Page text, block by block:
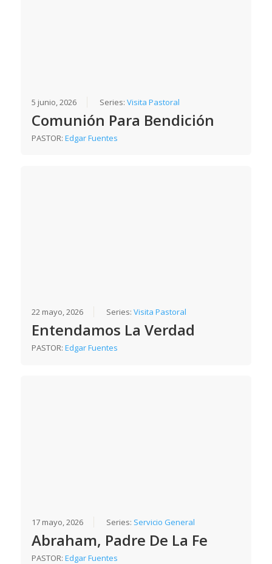
5 junio, 2026 Series: Visita Pastoral
Comunión Para Bendición
PASTOR: Edgar Fuentes
22 mayo, 2026 Series: Visita Pastoral
Entendamos La Verdad
PASTOR: Edgar Fuentes
17 mayo, 2026 Series: Servicio General
Abraham, Padre De La Fe
PASTOR: Edgar Fuentes